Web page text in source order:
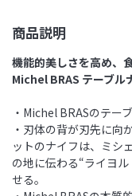
商品説明
機能的美しさを高め、
Michel BRAS テーブル
・Michel BRASのテー
・刃体の背が刃先に向
ットのナイフは、ミシ
の地に伝わる“ライヨ
せる。